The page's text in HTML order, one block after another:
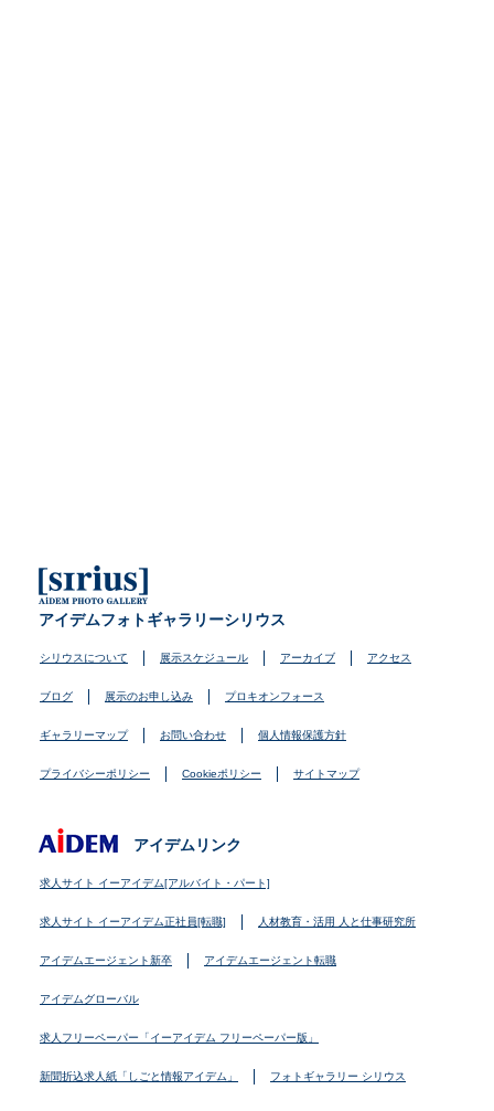
アイデムフォトギャラリーシリウス
シリウスについて 展示スケジュール アーカイブ アクセス
ブログ 展示のお申し込み プロキオンフォース
ギャラリーマップ お問い合わせ 個人情報保護方針
プライバシーポリシー Cookieポリシー サイトマップ
アイデムリンク
求人サイト イーアイデム[アルバイト・パート]
求人サイト イーアイデム正社員[転職] 人材教育・活用 人と仕事研究所
アイデムエージェント新卒 アイデムエージェント転職
アイデムグローバル
求人フリーペーパー「イーアイデム フリーペーパー版」
新聞折込求人紙「しごと情報アイデム」 フォトギャラリー シリウス